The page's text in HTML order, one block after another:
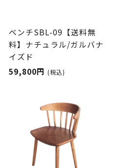
ベンチSBL-09【送料無
料】ナチュラル/ガルバナ
イズド
59,800円 (税込)